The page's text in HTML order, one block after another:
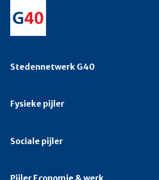
Stedennetwerk G40
Fysieke pijler
Sociale pijler
Pijler Economie & werk